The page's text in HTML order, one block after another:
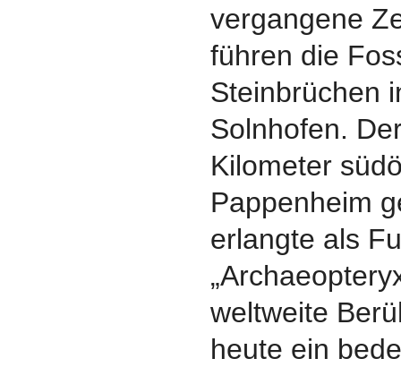
vergangene
führen die
Steinbrüchen
Solnhofen.
Kilometer
Pappenheim
erlangte als
weltweite
heute ein